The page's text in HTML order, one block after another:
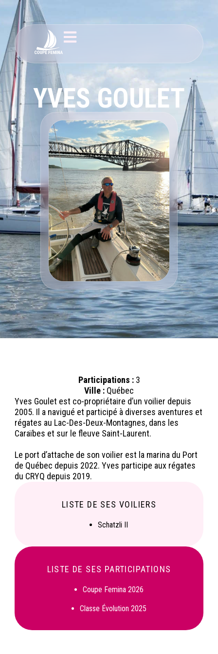
YVES GOULET
Participations : 3
Ville : Québec
Yves Goulet est co-propriétaire d’un voilier depuis
2005. Il a navigué et participé à diverses aventures et
régates au Lac-Des-Deux-Montagnes, dans les
Caraïbes et sur le fleuve Saint-Laurent.
Le port d’attache de son voilier est la marina du Port
de Québec depuis 2022. Yves participe aux régates
du CRYQ depuis 2019.
LISTE DE SES VOILIERS
Schatzli II
LISTE DE SES PARTICIPATIONS
Coupe Femina 2026
Classe Évolution 2025